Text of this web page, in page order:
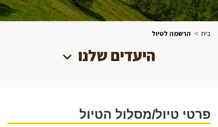
בית > הרשמה לטיול
היעדים שלנו
פרטי טיול/מסלול הטיול